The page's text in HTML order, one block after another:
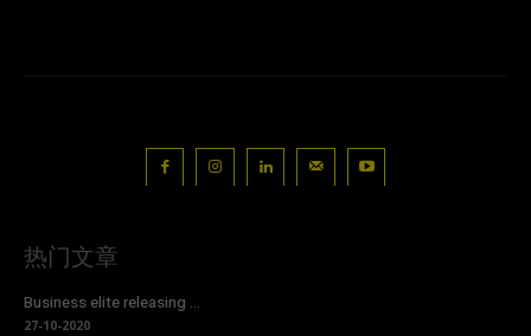
热门文章
Business elite releasing ...
27-10-2020